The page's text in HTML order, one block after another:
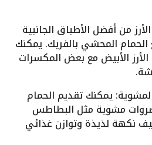
من أفضل الأطباق الجانبية
المحشي بالفريك. يمكنك
الأرز الأبيض مع بعض المكسرات
يمكنك تقديم الحمام
مشوية مثل البطاطس
نكهة لذيذة وتوازن غذائي